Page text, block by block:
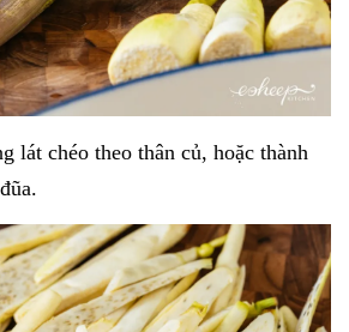
lát chéo theo thân củ, hoặc thành